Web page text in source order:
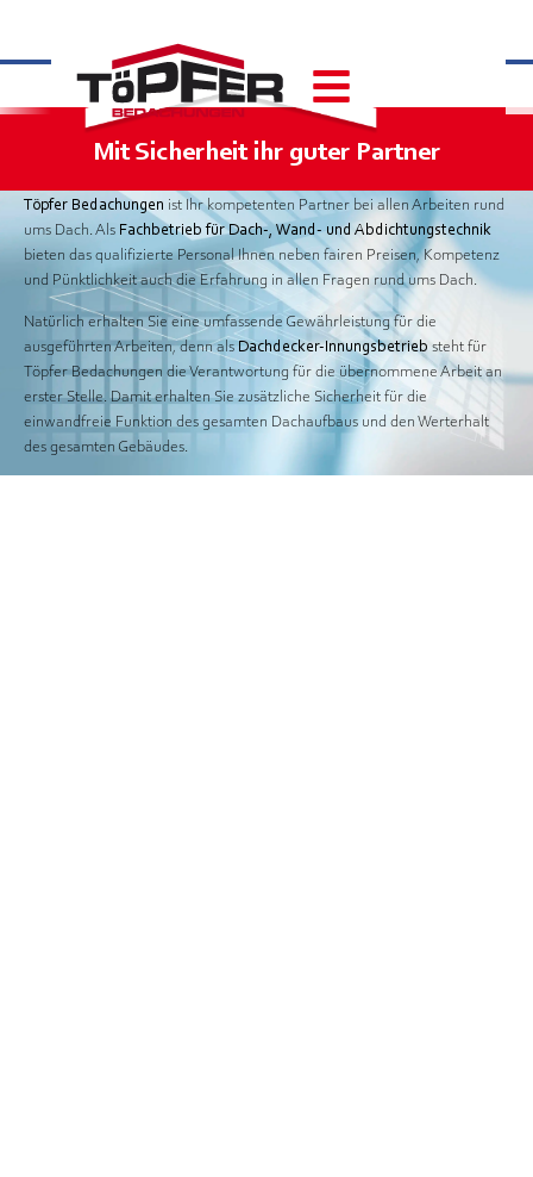
Mit Sicherheit ihr guter Partner
Töpfer Bedachungen ist Ihr kompetenten Partner bei allen Arbeiten rund
ums Dach. Als Fachbetrieb für Dach-, Wand- und Abdichtungstechnik
bieten das qualifizierte Personal Ihnen neben fairen Preisen, Kompetenz
und Pünktlichkeit auch die Erfahrung in allen Fragen rund ums Dach.
Natürlich erhalten Sie eine umfassende Gewährleistung für die
ausgeführten Arbeiten, denn alsDachdecker-Innungsbetrieb steht für
Töpfer Bedachungen die Verantwortung für die übernommene Arbeit an
erster Stelle. Damit erhalten Sie zusätzliche Sicherheit für die
einwandfreie Funktion des gesamten Dachaufbaus und den Werterhalt
des gesamten Gebäudes.